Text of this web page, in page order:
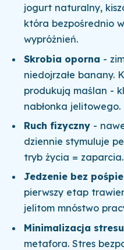
jogurt naturalny,
która bezpośrednio
wypróżnień.
Skrobia oporna -
niedojrzałe banany.
produkują maślan -
nabłonka jelitowego.
Ruch fizyczny -
dziennie stymuluje
tryb życia = zaparcia.
Jedzenie bez
pierwszy etap
jelitom mnóstwo
Minimalizacja stresu
metafora. Stres